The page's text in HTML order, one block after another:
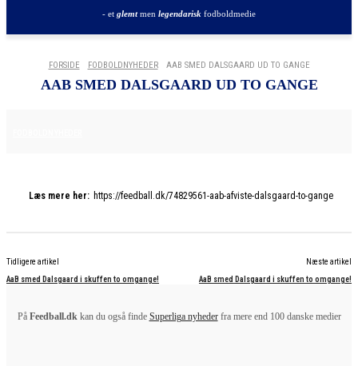
- et glemtmen legendarisk fodboldmedie
FORSIDE FODBOLDNYHEDER AAB SMED DALSGAARD UD TO GANGE
AAB SMED DALSGAARD UD TO GANGE
Læs mere her: https://feedball.dk/74829561-aab-afviste-dalsgaard-to-gange
Tidligere artikel
AaB smed Dalsgaard i skuffen to omgange!
Næste artikel
AaB smed Dalsgaard i skuffen to omgange!
På Feedball.dkkan du også finde Superliga nyhederfra mere end 100 danske medier